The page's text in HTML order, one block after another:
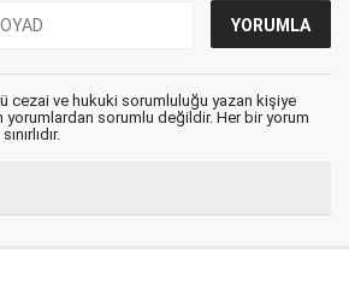
cezai ve hukuki sorumluluğu yazan kişiye
yorumlardan sorumlu değildir. Her bir yorum